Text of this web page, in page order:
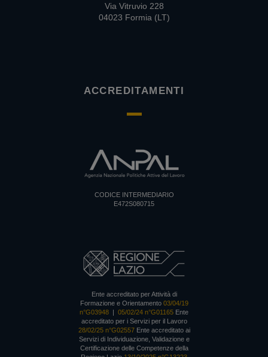
Via Vitruvio 228
04023 Formia (LT)
ACCREDITAMENTI
CODICE INTERMEDIARIO
E472S080715
Ente accreditato per Attività di
Formazione e Orientamento 03/04/19
n°G03948 | 05/02/24 n°G01165 Ente
accreditato per i Servizi per il Lavoro
28/02/25 n°G02557Ente accreditato ai
Servizi di Individuazione, Validazione e
Certificazione delle Competenze della